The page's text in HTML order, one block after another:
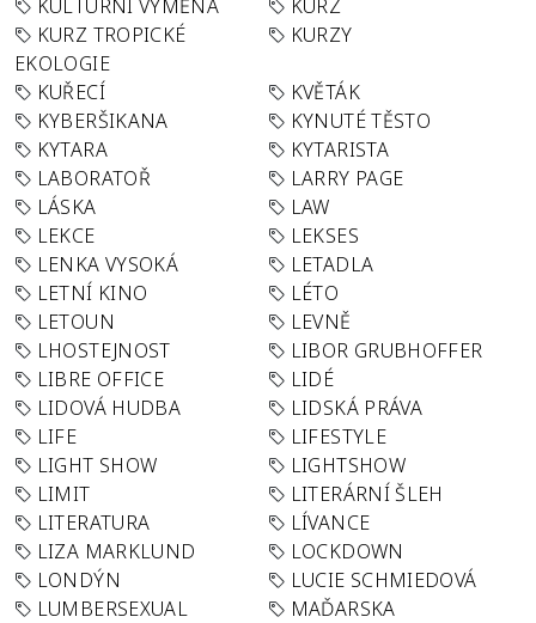
KULTURNÍ VÝMĚNA
KURZ
KURZ TROPICKÉ
EKOLOGIE
KURZY
KUŘECÍ
KVĚTÁK
KYBERŠIKANA
KYNUTÉ TĚSTO
KYTARA
KYTARISTA
LABORATOŘ
LARRY PAGE
LÁSKA
LAW
LEKCE
LEKSES
LENKA VYSOKÁ
LETADLA
LETNÍ KINO
LÉTO
LETOUN
LEVNĚ
LHOSTEJNOST
LIBOR GRUBHOFFER
LIBRE OFFICE
LIDÉ
LIDOVÁ HUDBA
LIDSKÁ PRÁVA
LIFE
LIFESTYLE
LIGHT SHOW
LIGHTSHOW
LIMIT
LITERÁRNÍ ŠLEH
LITERATURA
LÍVANCE
LIZA MARKLUND
LOCKDOWN
LONDÝN
LUCIE SCHMIEDOVÁ
LUMBERSEXUAL
MAĎARSKA